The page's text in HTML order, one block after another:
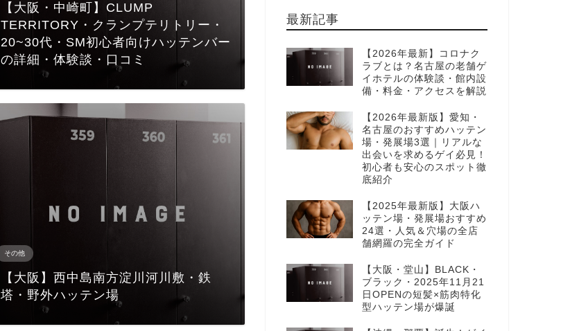
【大阪・中崎町】CLUMP
TERRITORY・クランプテリトリー・
20~30代・SM初心者向けハッテンバー
の詳細・体験談・口コミ
その他
【大阪】西中島南方淀川河川敷・鉄
塔・野外ハッテン場
最新記事
【2026年最新】コロナク
ラブとは？名古屋の老舗ゲ
イホテルの体験談・館内設
備・料金・アクセスを解説
【2026年最新版】愛知・
名古屋のおすすめハッテン
場・発展場3選｜リアルな
出会いを求めるゲイ必見！
初心者も安心のスポット徹
底紹介
【2025年最新版】大阪ハ
ッテン場・発展場おすすめ
24選・人気＆穴場の全店
舗網羅の完全ガイド
【大阪・堂山】BLACK・
ブラック・2025年11月21
日OPENの短髪×筋肉特化
型ハッテン場が爆誕